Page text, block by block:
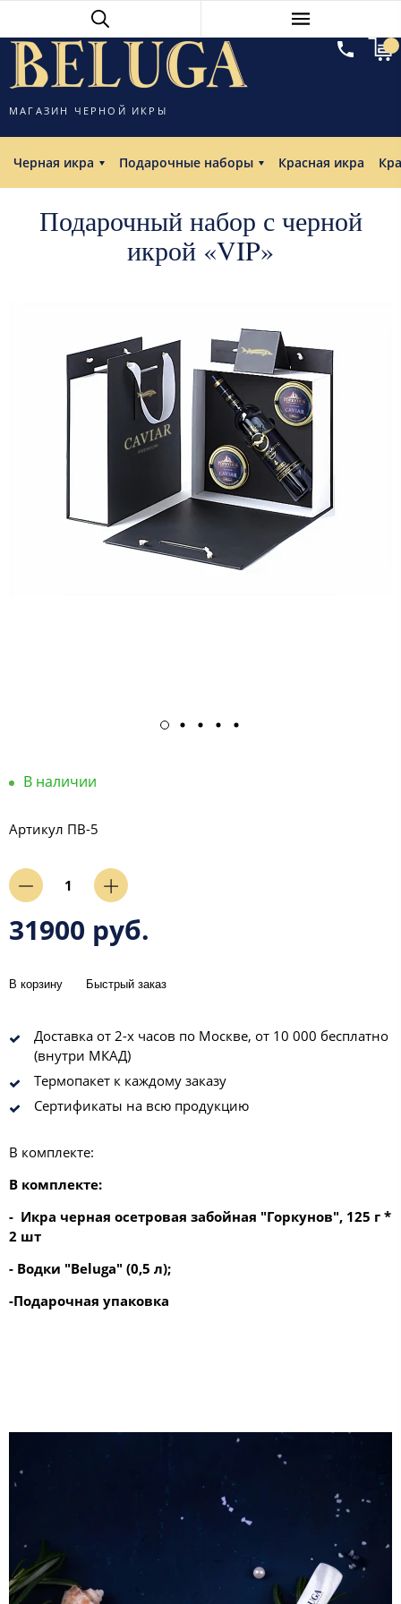
МАГАЗИН ЧЕРНОЙ ИКРЫ
Черная икра Подарочные наборы Красная икра
Подарочный набор с черной
икрой «VIP»
В наличии
Артикул ПВ-5
31900 руб.
В корзину Быстрый заказ
Доставка от 2-х часов по Москве, от 10 000 бесплатно
(внутри МКАД)
Термопакет к каждому заказу
Сертификаты на всю продукцию
В комплекте:
В комплекте:
- Икра черная осетровая забойная "Горкунов", 125 г *
2 шт
- Водки "Beluga" (0,5 л);
-Подарочная упаковка